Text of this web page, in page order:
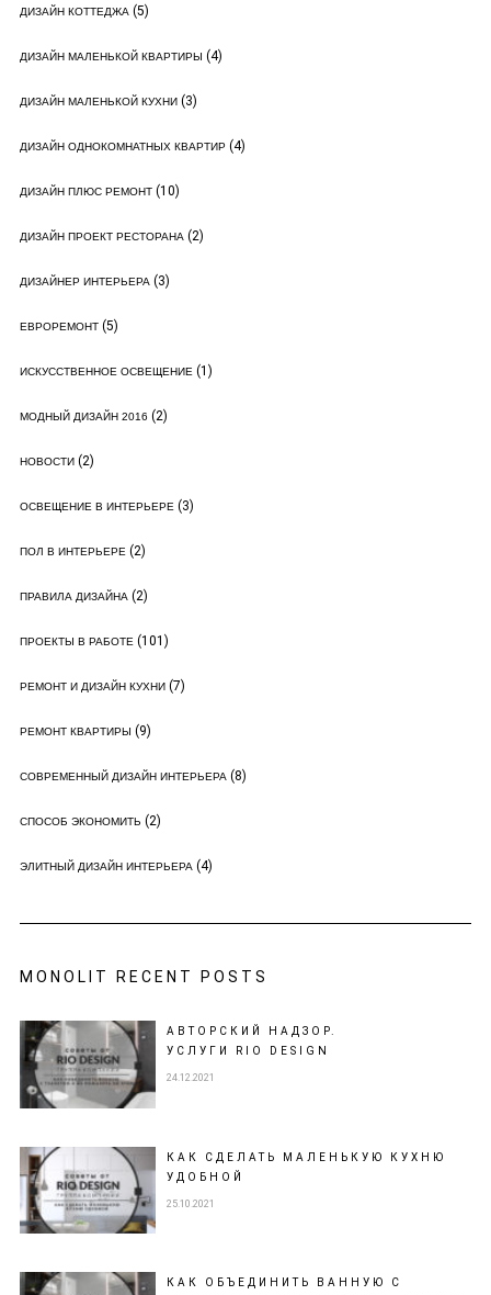
ДИЗАЙН КОТТЕДЖА(5)
ДИЗАЙН МАЛЕНЬКОЙ КВАРТИРЫ (4)
ДИЗАЙН МАЛЕНЬКОЙ КУХНИ(3)
ДИЗАЙН ОДНОКОМНАТНЫХ КВАРТИР(4)
ДИЗАЙН ПЛЮС РЕМОНТ(10)
ДИЗАЙН ПРОЕКТ РЕСТОРАНА(2)
ДИЗАЙНЕР ИНТЕРЬЕРА(3)
ЕВРОРЕМОНТ(5)
ИСКУССТВЕННОЕ ОСВЕЩЕНИЕ(1)
МОДНЫЙ ДИЗАЙН 2016 (2)
НОВОСТИ(2)
ОСВЕЩЕНИЕ В ИНТЕРЬЕРЕ(3)
ПОЛ В ИНТЕРЬЕРЕ(2)
ПРАВИЛА ДИЗАЙНА(2)
ПРОЕКТЫ В РАБОТЕ(101)
РЕМОНТ И ДИЗАЙН КУХНИ(7)
РЕМОНТ КВАРТИРЫ (9)
СОВРЕМЕННЫЙ ДИЗАЙН ИНТЕРЬЕРА(8)
СПОСОБ ЭКОНОМИТЬ (2)
ЭЛИТНЫЙ ДИЗАЙН ИНТЕРЬЕРА(4)
MONOLIT RECENT POSTS
АВТОРСКИЙ НАДЗОР.
УСЛУГИ RIO DESIGN
24.12.2021
КАК СДЕЛАТЬ МАЛЕНЬКУЮ КУХНЮ
УДОБНОЙ
25.10.2021
КАК ОБЪЕДИНИТЬ ВАННУЮ С